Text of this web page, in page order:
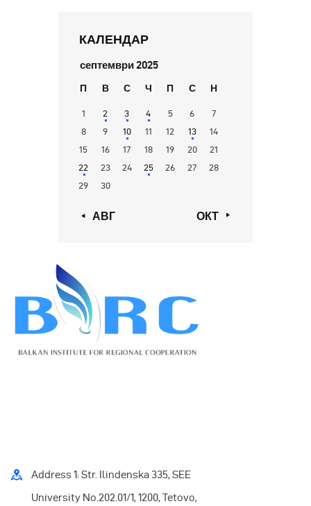
КАЛЕНДАР
септември 2025
П В С Ч П С Н
1 2 3 4 5 6
7
8
9 10 11 12 13
14
15
16 17 18 19 20
21
22
23 24 25 26 27
28
29
30
« АВГ ОКТ »
Address 1: Str. Ilindenska 335, SEE
University No.202.01/1, 1200, Tetovo,